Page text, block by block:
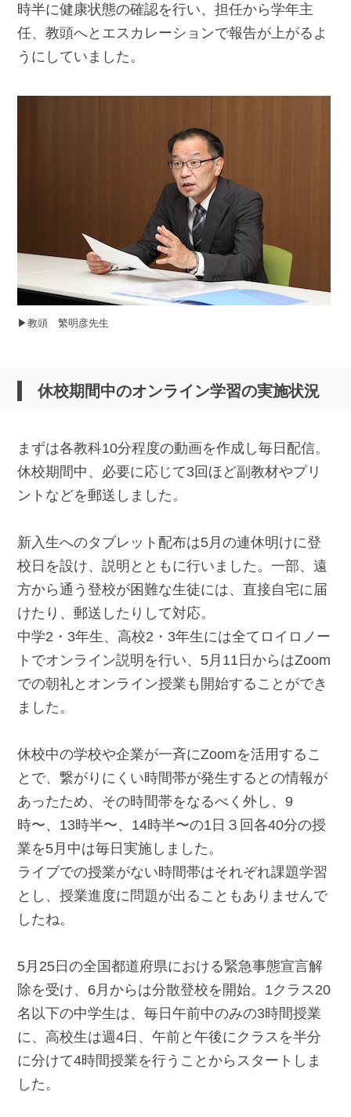
時半に健康状態の確認を行い、担任から学年主
任、教頭へとエスカレーションで報告が上がるよ
うにしていました。
▶︎教頭 繁明彦先生
休校期間中のオンライン学習の実施状況
まずは各教科10分程度の動画を作成し毎日配信。
休校期間中、必要に応じて3回ほど副教材やプリ
ントなどを郵送しました。
新入生へのタブレット配布は5月の連休明けに登
校日を設け、説明とともに行いました。一部、遠
方から通う登校が困難な生徒には、直接自宅に届
けたり、郵送したりして対応。
中学2・3年生、高校2・3年生には全てロイロノー
トでオンライン説明を行い、5月11日からはZoom
での朝礼とオンライン授業も開始することができ
ました。
休校中の学校や企業が一斉にZoomを活用するこ
とで、繋がりにくい時間帯が発生するとの情報が
あったため、その時間帯をなるべく外し、9
時〜、13時半〜、14時半〜の1日３回各40分の授
業を5月中は毎日実施しました。
ライブでの授業がない時間帯はそれぞれ課題学習
とし、授業進度に問題が出ることもありませんで
したね。
5月25日の全国都道府県における緊急事態宣言解
除を受け、6月からは分散登校を開始。1クラス20
名以下の中学生は、毎日午前中のみの3時間授業
に、高校生は週4日、午前と午後にクラスを半分
に分けて4時間授業を行うことからスタートしま
した。